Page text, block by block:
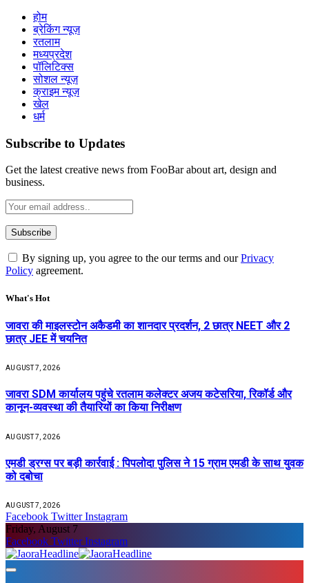
होम
ब्रेकिंग न्यूज़
रतलाम
मध्यप्रदेश
पॉलिटिक्स
सोशल न्यूज़
क्राइम न्यूज़
खेल
धर्म
Subscribe to Updates
Get the latest creative news from FooBar about art, design and
business.
By signing up, you agree to the our terms and ourPrivacy
Policy agreement.
What's Hot
जावरा की माइलस्टोन अकैडमी का शानदार प्रदर्शन, 2 छात्र NEET और 2
छात्र JEE में चयनित
AUGUST 7, 2026
जावरा SDM कार्यालय पहुंचे रतलाम कलेक्टर अजय कटेसरिया, रिकॉर्ड और
कानून-व्यवस्था की तैयारियों का किया निरीक्षण
AUGUST 7, 2026
एमडी ड्रग्स पर बड़ी कार्रवाई : पिपलोदा पुलिस ने 15 ग्राम एमडी के साथ युवक
को दबोचा
AUGUST 7, 2026
Facebook Twitter Instagram
Friday, August 7
Facebook Twitter Instagram